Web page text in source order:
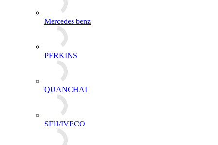
Mercedes benz
PERKINS
QUANCHAI
SFH/IVECO